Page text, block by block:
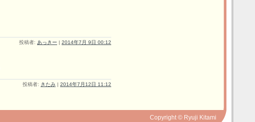
投稿者: あっきー | 2014年7月 9日 00:12
投稿者: きたみ | 2014年7月12日 11:12
Copyright © Ryuji Kitami